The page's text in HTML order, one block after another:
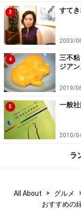
れた新しいお茶な
った胡瓜」を思い
か。（笑）
しかし、このお茶
常に香りのよい、
りとあったお茶で
てきそうな感じの
非、飲んでみてくだ
3 すて
2003/
4
三不
ジア
2019/
5 一般
2010/
ラ
All About > グルメ
おすすめの